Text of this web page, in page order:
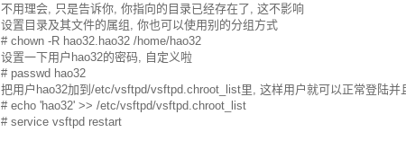
不用理会, 只是告诉你, 你指向的目录已经存在了, 这不影响
设置目录及其文件的属组, 你也可以使用别的分组方式
# chown -R hao32.hao32 /home/hao32
设置一下用户hao32的密码, 自定义啦
# passwd hao32
把用户hao32加到/etc/vsftpd/vsftpd.chroot_list里, 这样用户就可以正常登陆并
# echo 'hao32' >> /etc/vsftpd/vsftpd.chroot_list
# service vsftpd restart